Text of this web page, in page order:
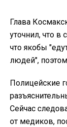
Глава
уточнил, что в
что якобы
людей",
Полицейские
Сейчас
от медиков,